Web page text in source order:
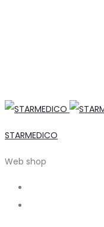
STARMEDICO
Web shop